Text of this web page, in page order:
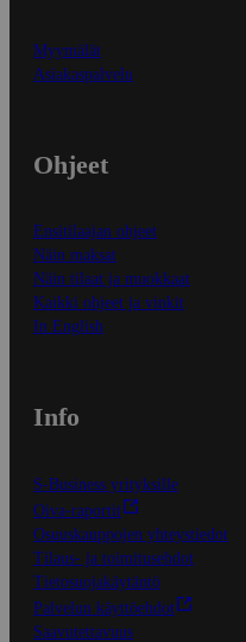
Myymälät
Asiakaspalvelu
Ohjeet
Ensitilaajan ohjeet
Näin maksat
Näin tilaat ja muokkaat
Kaikki ohjeet ja vinkit
In English
Info
S-Business yrityksille
Oiva-raportit
Osuuskauppojen yhteystiedot
Tilaus- ja toimitusehdot
Tietosuojakäytäntö
Palvelun käyttöehdot
Saavutettavuus